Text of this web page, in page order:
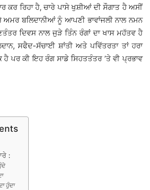
ਕਰ ਰਿਹਾ ਹੈ, ਚਾਰੇ ਪਾਸੇ ਖੁਸ਼ੀਆਂ ਦੀ ਸੌਗਾਤ ਹੈ ਅਸੀਂ
ਅਮਰ ਬਲਿਦਾਨੀਆਂ ਨੂੰ ਆਪਣੀ ਭਾਵਾਂਜਲੀ ਨਾਲ ਨਮਨ
ਦਿਵਸ ਨਾਲ ਜੁੜੇ ਤਿੰਨ ਰੰਗਾਂ ਦਾ ਖਾਸ ਮਹੱਤਵ ਹੈ
ਸਫੈਦ-ਸੱਚਾਈ ਸ਼ਾਂਤੀ ਅਤੇ ਪਵਿੱਤਰਤਾ ਤਾਂ ਹਰਾ
ਹੈ ਪਰ ਕੀ ਇਹ ਰੰਗ ਸਾਡੇ ਸਿਹਤਤੰਤਰ ’ਤੇ ਵੀ ਪ੍ਰਭਾਵ
:
ਹੁੰਦਾ